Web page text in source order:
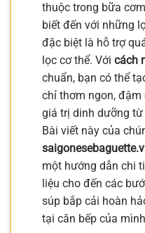
thuộc trong bữa
biết đến với những
đặc biệt là hỗ trợ
lọc cơ thể. Với cách
chuẩn, bạn có thể
chỉ thơm ngon,
giá trị dinh dưỡng
Bài viết này của
một hướng dẫn chi
liệu cho đến các
súp bắp cải hoàn
tại căn bếp của